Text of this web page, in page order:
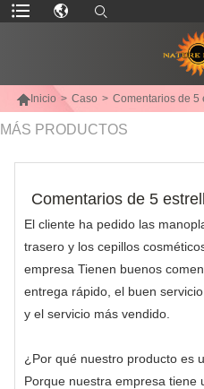
Inicio > Caso > Comentarios de 5
MÁS PRODUCTOS
Comentarios de 5
El cliente ha pedido las
trasero y los cepillos
empresa Tienen buenos
entrega rápido, el buen
y el servicio más vendido.
¿Por qué nuestro producto es
Porque nuestra empresa tiene